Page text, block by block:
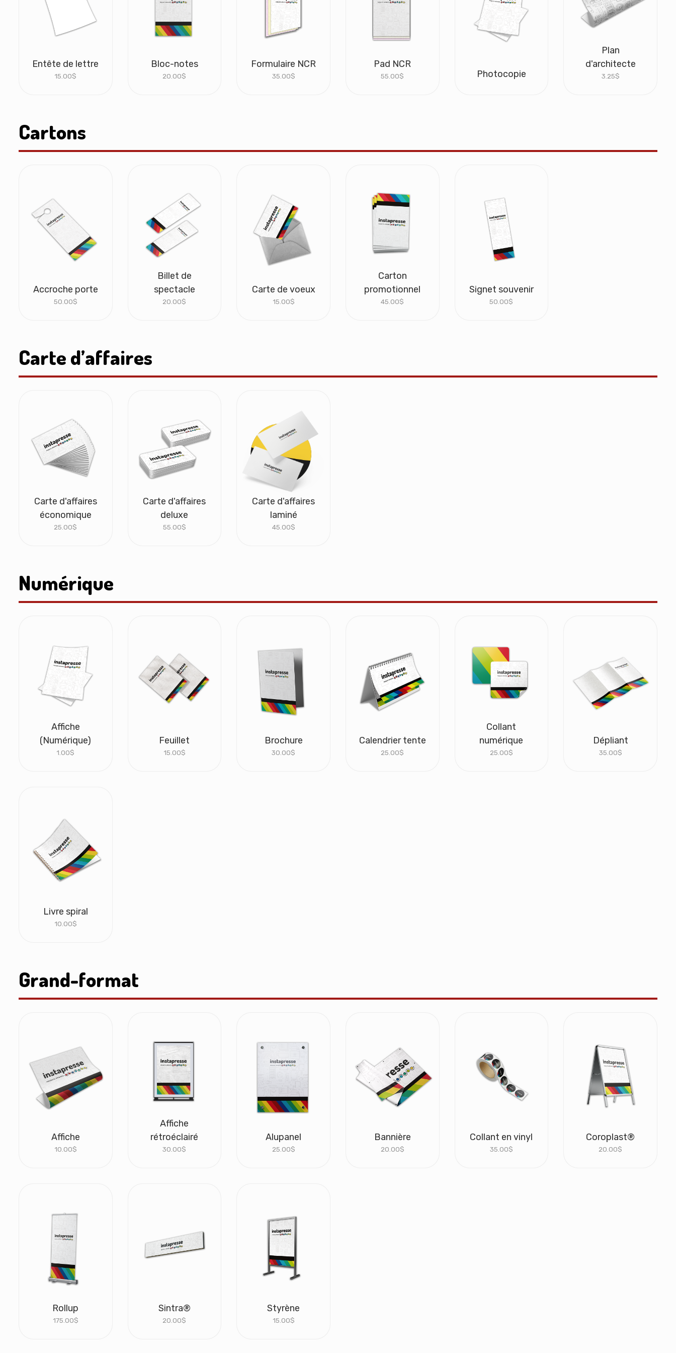
Entête de lettre
15.00$
Bloc-notes
20.00$
Formulaire NCR
35.00$
Pad NCR
55.00$ Photocopie
Plan
d'architecte
3.25$
Cartons
Accroche porte
50.00$
Billet de
spectacle
20.00$
Carte de voeux
15.00$
Carton
promotionnel
45.00$
Signet souvenir
50.00$
Carte d’affaires
Carte d'affaires
économique
25.00$
Carte d'affaires
deluxe
55.00$
Carte d'affaires
laminé
45.00$
Numérique
Affiche
(Numérique)
1.00$
Feuillet
15.00$
Brochure
30.00$
Calendrier tente
25.00$
Collant
numérique
25.00$
Dépliant
35.00$
Livre spiral
10.00$
Grand-format
Affiche
10.00$
Affiche
rétroéclairé
30.00$
Alupanel
25.00$
Bannière
20.00$
Collant en vinyl
35.00$
Coroplast®
20.00$
Rollup
175.00$
Sintra®
20.00$
Styrène
15.00$